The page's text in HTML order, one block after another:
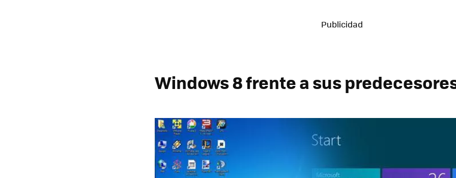
Windows 8 frente a sus